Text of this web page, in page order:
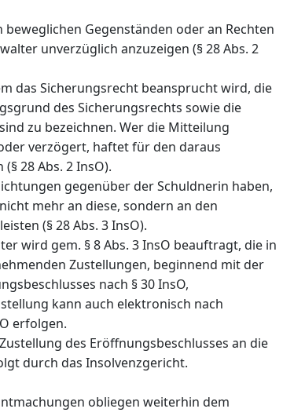
beweglichen Gegenständen oder an Rechten
unverzüglich anzuzeigen (§ 28 Abs. 2
das Sicherungsrecht beansprucht wird, die
des Sicherungsrechts sowie die
zu bezeichnen. Wer die Mitteilung
verzögert, haftet für den daraus
28 Abs. 2 InsO).
gegenüber der Schuldnerin haben,
mehr an diese, sondern an den
(§ 28 Abs. 3 InsO).
wird gem. § 8 Abs. 3 InsO beauftragt, die in
Zustellungen, beginnend mit der
nach § 30 InsO,
kann auch elektronisch nach
erfolgen.
des Eröffnungsbeschlusses an die
durch das Insolvenzgericht.
obliegen weiterhin dem